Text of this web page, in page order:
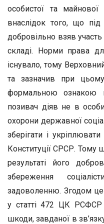
особистої та
внаслідок того, що
добровільно взяв
складі. Норми права
існувало, тому
та зазначив при
формальною ознакою
позивач діяв не в
охорони державної
зберігати і
Конституції СРСР. Тому
результаті його
збереження
задоволенню. Згодом
у статті 472 ЦК РСФСР
шкоди, завданої в